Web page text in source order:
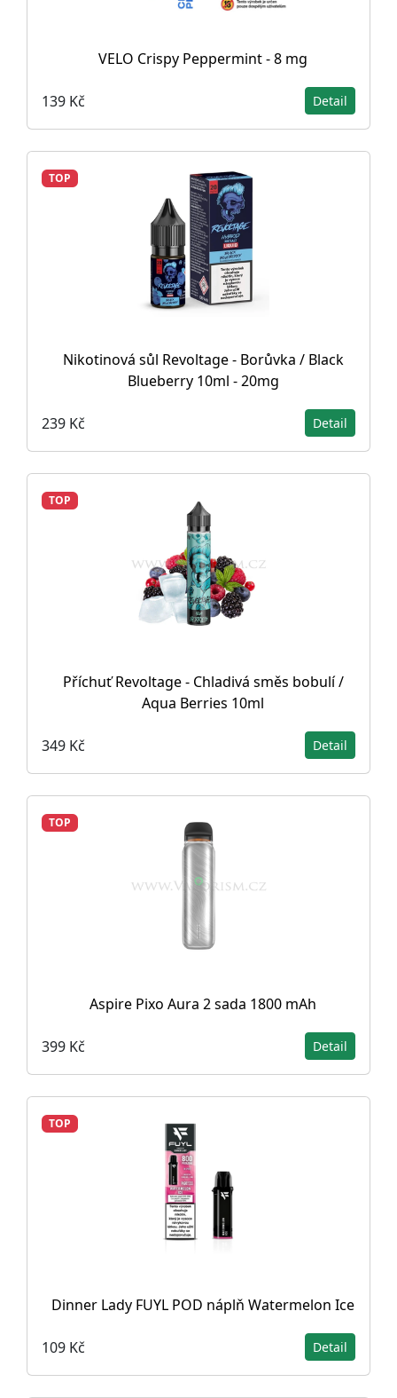
VELO Crispy Peppermint - 8 mg
139 Kč Detail
TOP
Nikotinová sůl Revoltage - Borůvka / Black
Blueberry 10ml - 20mg
239 Kč Detail
TOP
Příchuť Revoltage - Chladivá směs bobulí /
Aqua Berries 10ml
349 Kč Detail
TOP
Aspire Pixo Aura 2 sada 1800 mAh
399 Kč Detail
TOP
Dinner Lady FUYL POD náplň Watermelon Ice
109 Kč Detail